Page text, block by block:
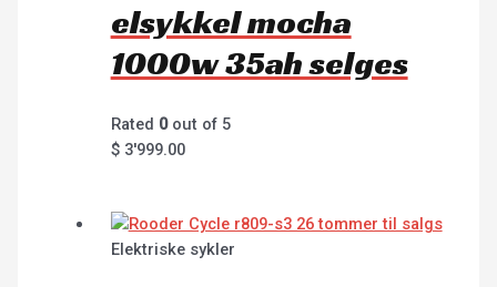
elsykkel mocha
1000w 35ah selges
Rated 0out of 5
$3'999.00
Elektriske sykler